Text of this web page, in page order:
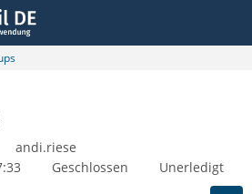
andi.riese
Geschlossen Unerledigt